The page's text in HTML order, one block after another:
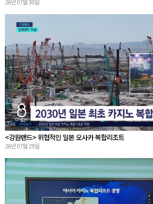
<강원랜드> 위협적인 일본 오사카 복합리조트
26년 07월 29일